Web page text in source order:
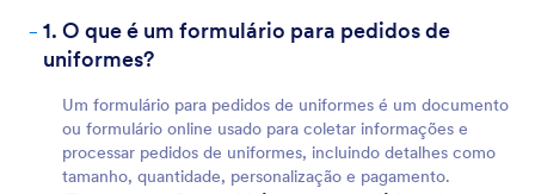
- 1. O que é um formulário para pedidos de
uniformes?
Um formulário para pedidos de uniformes é um documento
ou formulário online usado para coletar informações e
processar pedidos de uniformes, incluindo detalhes como
tamanho, quantidade, personalização e pagamento.